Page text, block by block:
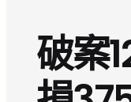
破案